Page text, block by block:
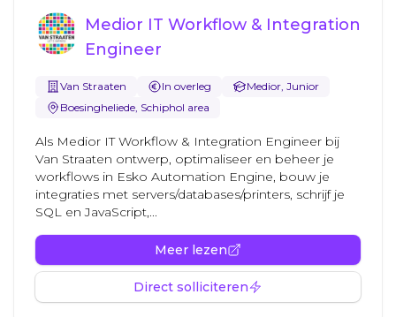
Medior IT Workflow & Integration
Engineer
Van Straaten In overleg
Medior, Junior
Boesingheliede, Schiphol area
Als Medior IT Workflow & Integration Engineer bij
Van Straaten ontwerp, optimaliseer en beheer je
workflows in Esko Automation Engine, bouw je
integraties met servers/databases/printers, schrijf je
SQL en JavaScript,...
Meer lezen
Direct solliciteren